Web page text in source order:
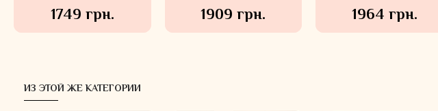
1749 грн. 1909 грн. 1964 грн.
ИЗ ЭТОЙ ЖЕ КАТЕГОРИИ